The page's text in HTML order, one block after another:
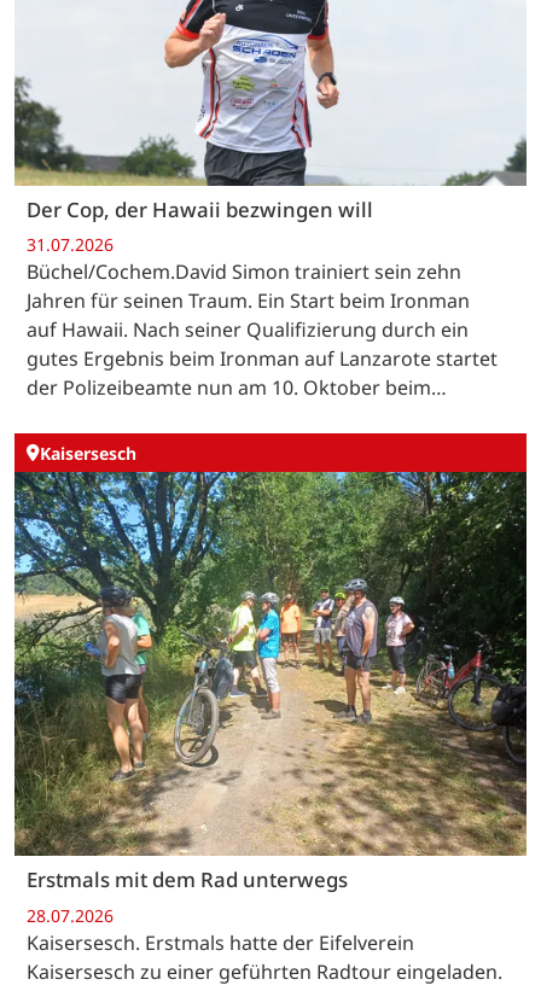
Der Cop, der Hawaii bezwingen will
31.07.2026
Büchel/Cochem.David Simon trainiert sein zehn
Jahren für seinen Traum. Ein Start beim Ironman
auf Hawaii. Nach seiner Qualifizierung durch ein
gutes Ergebnis beim Ironman auf Lanzarote startet
der Polizeibeamte nun am 10. Oktober beim…
Kaisersesch
Erstmals mit dem Rad unterwegs
28.07.2026
Kaisersesch. Erstmals hatte der Eifelverein
Kaisersesch zu einer geführten Radtour eingeladen.